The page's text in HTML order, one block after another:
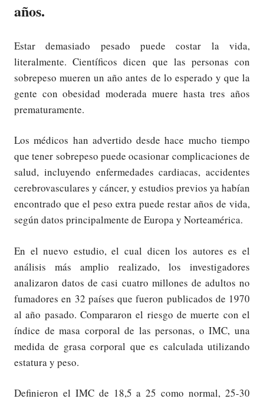
años.
Estar demasiado pesado puede costar la vida,
literalmente. Científicos dicen que las personas con
sobrepeso mueren un año antes de lo esperado y que la
gente con obesidad moderada muere hasta tres años
prematuramente.
Los médicos han advertido desde hace mucho tiempo
que tener sobrepeso puede ocasionar complicaciones de
salud, incluyendo enfermedades cardiacas, accidentes
cerebrovasculares y cáncer, y estudios previos ya habían
encontrado que el peso extra puede restar años de vida,
según datos principalmente de Europa y Norteamérica.
En el nuevo estudio, el cual dicen los autores es el
análisis más amplio realizado, los investigadores
analizaron datos de casi cuatro millones de adultos no
fumadores en 32 países que fueron publicados de 1970
al año pasado. Compararon el riesgo de muerte con el
índice de masa corporal de las personas, o IMC, una
medida de grasa corporal que es calculada utilizando
estatura y peso.
Definieron el IMC de 18,5 a 25 como normal, 25-30